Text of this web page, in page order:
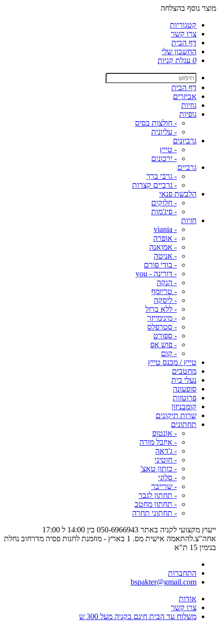
מוצר נוסף בהצלחה
קטגוריות
צרו קשר
דף הבית
החשבון שלי
0 עגלת קניות
דף הבית
אביזרים
גוזיות
גופיות
- חולצות בסיס
- עליונית
גרביונים
- טייץ
- ירכונים
גרביים
- גרבי ברך
- גרביים קצרות
הלבשת פנאי
- חלוקים
- פיג'מות
חזיות
- viania
- אופרה
- אמואנה
- אניטה
- בודי פורם
- דורינה - you
- הנקה
- טריומף
- ליסקה
- ללא ברזל
- מינימייזר
- סטרפלס
- ספורט
- פוש אפ
- קום
טייץ / מכנס טייץ
מחטבים
נעלי בית
סופעונה
פרוטזות
קומבניזון
שרות תיקונים
תחתונים
- אונטופ
- איזבל מורה
- ג'דאה
- חוטיני
- כותון טאצ'
- סלוגי
- שרייבר
- תחתון לגבר
- תחתון מחטב
- תחתוני תחרה
ייעוץ מקצועי לקניה באתר 050-6966943 בין 14:00 ל 17:00
אחה"צ.להתאמה אישית מס. 1 בארץ - מוזמנת לחנות פסיה מדרחוב נחלת
בנימין 15 ת"א
התחברות
bspakter@gmail.com
אודות
צרו קשר
משלוח עד הבית חינם בקניה מעל 300 ש